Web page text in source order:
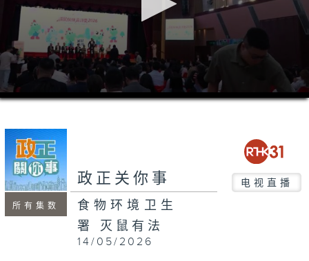
0
seconds
seconds
所有集数
政正关你事 电视直播
食物环境卫生
署 灭鼠有法
14/05/2026